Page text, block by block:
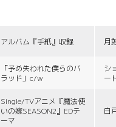
アルバム『手紙』収録 月
「予め失われた僕らのバ
ラッド」c/w
シ
ー
Single/TVアニメ『魔法使
いの嫁SEASON2』EDテ
ーマ
白